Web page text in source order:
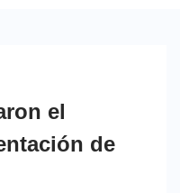
el
de